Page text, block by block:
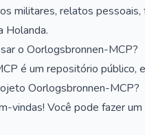
militares, relatos
Holanda.
o Oorlogsbronnen-MCP?
é um repositório público,
Oorlogsbronnen-MCP?
vindas! Você pode fazer